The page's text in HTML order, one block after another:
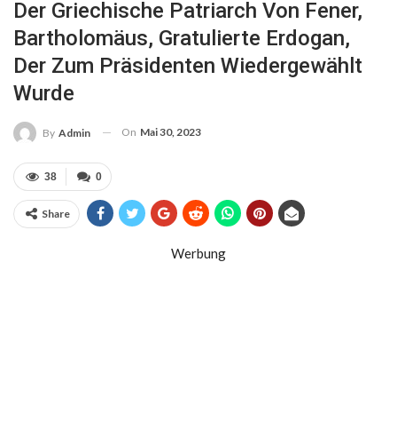
Der Griechische Patriarch Von Fener,
Bartholomäus, Gratulierte Erdogan,
Der Zum Präsidenten Wiedergewählt
Wurde
By Admin On Mai 30, 2023
0
38
Share
Werbung